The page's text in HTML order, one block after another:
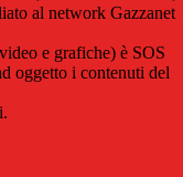
al network Gazzanet
e grafiche) è SOS
oggetto i contenuti del